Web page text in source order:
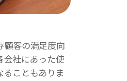
顧客の満足度向
会社にあった使
こともありま